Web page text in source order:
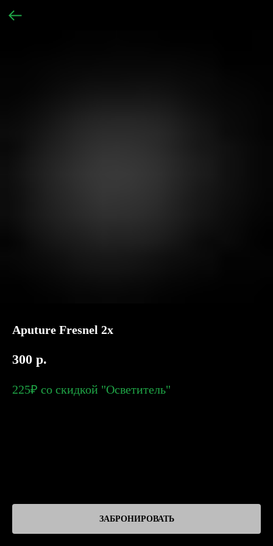
Aputure Fresnel 2x
300 р.
ЗАБРОНИРОВАТЬ
225₽ со скидкой "Осветитель"